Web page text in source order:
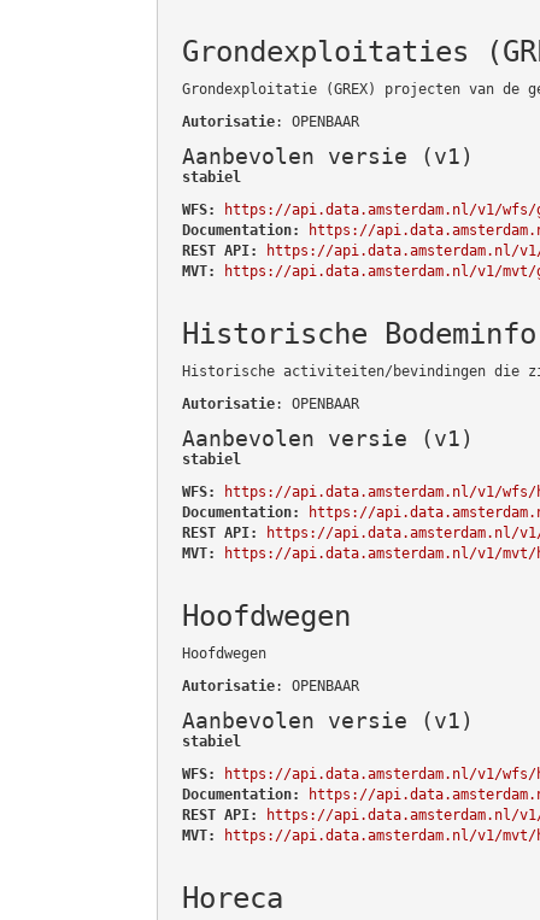
Grondexploitaties
Grondexploitatie (GREX) projecten van de
Autorisatie: OPENBAAR
Aanbevolen versie (v1)
stabiel
WFS:
https://api.data.amsterdam.nl/v1/wfs/
Documentation:
https://
REST API:
https://api.data.amsterdam.nl/
MVT:
https://api.data.amsterdam.nl/v1/mvt/
Historische
Historische activiteiten/bevindingen die
Autorisatie: OPENBAAR
Aanbevolen versie (v1)
stabiel
WFS:
https://api.data.amsterdam.nl/v1/wfs/
Documentation:
https://
REST API:
https://api.data.amsterdam.nl/
MVT:
https://api.data.amsterdam.nl/v1/mvt/
Hoofdwegen
Hoofdwegen
Autorisatie: OPENBAAR
Aanbevolen versie (v1)
stabiel
WFS:
https://api.data.amsterdam.nl/v1/wfs/
Documentation:
https://
REST API:
https://api.data.amsterdam.nl/
MVT:
https://api.data.amsterdam.nl/v1/mvt/
Horeca